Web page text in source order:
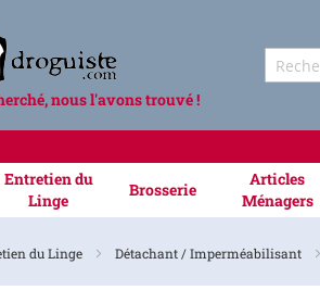
nous l'avons trouvé !
Entretien du
Linge
Brosserie
Articles
Ménagers
du Linge Détachant / Imperméabilisant